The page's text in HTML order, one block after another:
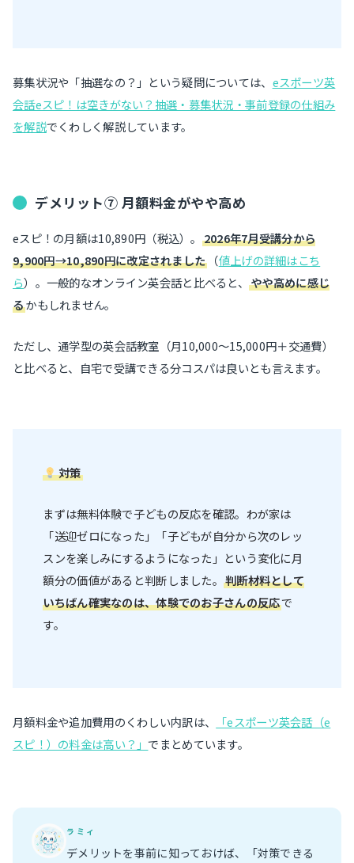
募集状況や「抽選なの？」という疑問については、 eスポーツ英
会話eスピ！は空きがない？抽選・募集状況・事前登録の仕組み
を解説でくわしく解説しています。
デメリット⑦ 月額料金がやや高め
eスピ！の月額は10,890円（税込）。 2026年7月受講分から
9,900円→10,890円に改定されました （値上げの詳細はこち
ら）。一般的なオンライン英会話と比べると、やや高めに感じ
るかもしれません。
ただし、通学型の英会話教室（月10,000〜15,000円＋交通費）
と比べると、自宅で受講できる分コスパは良いとも言えます。
対策
まずは無料体験で子どもの反応を確認。わが家は
「送迎ゼロになった」「子どもが自分から次のレッ
スンを楽しみにするようになった」という変化に月
額分の価値があると判断しました。 判断材料として
いちばん確実なのは、体験でのお子さんの反応で
す。
月額料金や追加費用のくわしい内訳は、
「eスポーツ英会話（e
スピ！）の料金は高い？」でまとめています。
ラミィ
デメリットを事前に知っておけば、「対策できる